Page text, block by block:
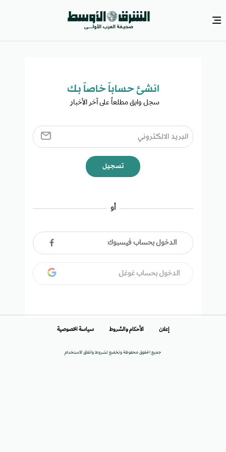
انشئ حساباً خاصاً بك​
سجل وابق مطلعاً على آخر الأخبار ​
تسجيل
أو
الدخول بحساب فيسبوك
الدخول بحساب غوغل
جميع الحقوق محفوظة وتخضع لشروط واتفاق الاستخدام
إعلان الأحكام والشروط سياسة الخصوصية